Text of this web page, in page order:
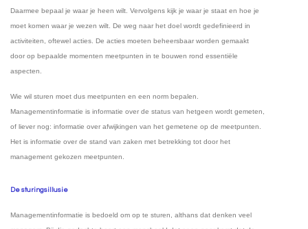
Daarmee bepaal je waar je heen wilt. Vervolgens kijk je waar je staat en hoe je
moet komen waar je wezen wilt. De weg naar het doel wordt gedefinieerd in
activiteiten, oftewel acties. De acties moeten beheersbaar worden gemaakt
door op bepaalde momenten meetpunten in te bouwen rond essentiële
aspecten.
Wie wil sturen moet dus meetpunten en een norm bepalen.
Managementinformatie is informatie over de status van hetgeen wordt gemeten,
of liever nog: informatie over afwijkingen van het gemetene op de meetpunten.
Het is informatie over de stand van zaken met betrekking tot door het
management gekozen meetpunten.
De sturingsillusie
Managementinformatie is bedoeld om op te sturen, althans dat denken veel